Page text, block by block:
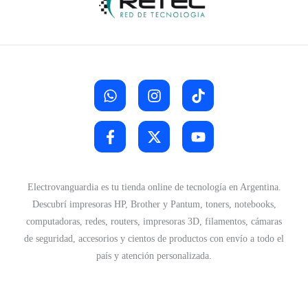
Electrovanguardia es tu tienda online de tecnología en Argentina.
Descubrí impresoras HP, Brother y Pantum, toners, notebooks,
computadoras, redes, routers, impresoras 3D, filamentos, cámaras
de seguridad, accesorios y cientos de productos con envío a todo el
país y atención personalizada.